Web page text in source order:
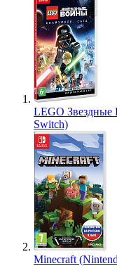
LEGO Звездные
Switch)
Minecraft